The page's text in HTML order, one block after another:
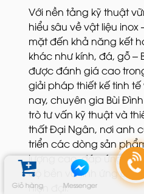
Giỏ hàng Messenger
Với nền tảng kỹ thuật
hiểu sâu về vật liệu
mặt đến khả năng kết
khác như kính, đá, gỗ –
được đánh giá cao
giải pháp thiết kế tinh tế
nay, chuyên gia Bùi
trò tư vấn kỹ thuật và
thất Đại Ngân, nơi anh
triển các dòng sản
lượng cao, đáp ứng
độ bền và tính ứng
hiện đại.